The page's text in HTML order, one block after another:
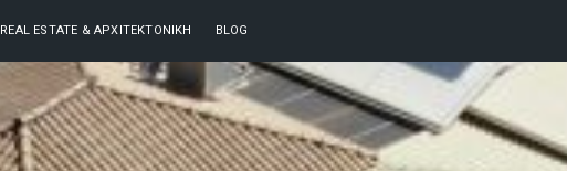
REAL ESTATE & ΑΡΧΙΤΕΚΤΟΝΙΚΉ BLOG